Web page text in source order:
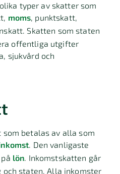
typer av skatter som
moms, punktskatt,
Skatten som staten
offentliga utgifter
sjukvård och
betalas av alla som
. Den vanligaste
lön. Inkomstskatten går
staten. Alla inkomster